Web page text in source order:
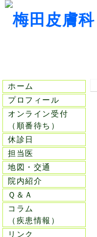
ホーム
プロフィール
オンライン受付
（順番待ち）
休診日
担当医
地図・交通
院内紹介
Ｑ＆Ａ
コラム
（疾患情報）
リンク